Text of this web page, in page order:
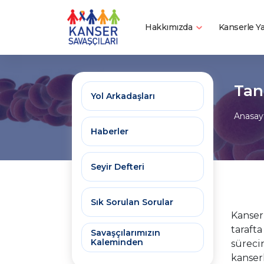
Hakkımızda Kanserle
Yol Arkadaşları
Haberler
Seyir Defteri
Sık Sorulan Sorular
Savaşçılarımızın
Kaleminden
tarafta